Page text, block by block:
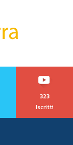
323
Iscritti